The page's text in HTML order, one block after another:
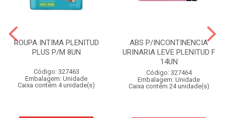
ROUPA INTIMA PLENITUD
PLUS P/M 8UN
Código: 327463
Embalagem: Unidade
Caixa contém 4 unidade(s)
ABS P/INCONTINENCIA
URINARIA LEVE PLENITUD F
14UN
Código: 327464
Embalagem: Unidade
Caixa contém 24 unidade(s)